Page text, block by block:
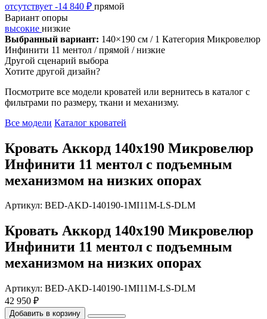
отсутствует -14 840 ₽ прямой
Вариант опоры
высокие низкие
Выбранный вариант: 140×190 см / 1 Категория Микровелюр
Инфинити 11 ментол / прямой / низкие
Другой сценарий выбора
Хотите другой дизайн?
Посмотрите все модели кроватей или вернитесь в каталог с
фильтрами по размеру, ткани и механизму.
Все модели Каталог кроватей
Кровать Аккорд 140х190 Микровелюр
Инфинити 11 ментол с подъемным
механизмом на низких опорах
Артикул: BED-AKD-140190-1MI11M-LS-DLM
Кровать Аккорд 140х190 Микровелюр
Инфинити 11 ментол с подъемным
механизмом на низких опорах
Артикул: BED-AKD-140190-1MI11M-LS-DLM
42 950 ₽
Добавить в корзину